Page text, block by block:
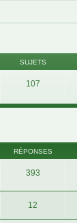
SUJETS
107
RÉPONSES
393
12